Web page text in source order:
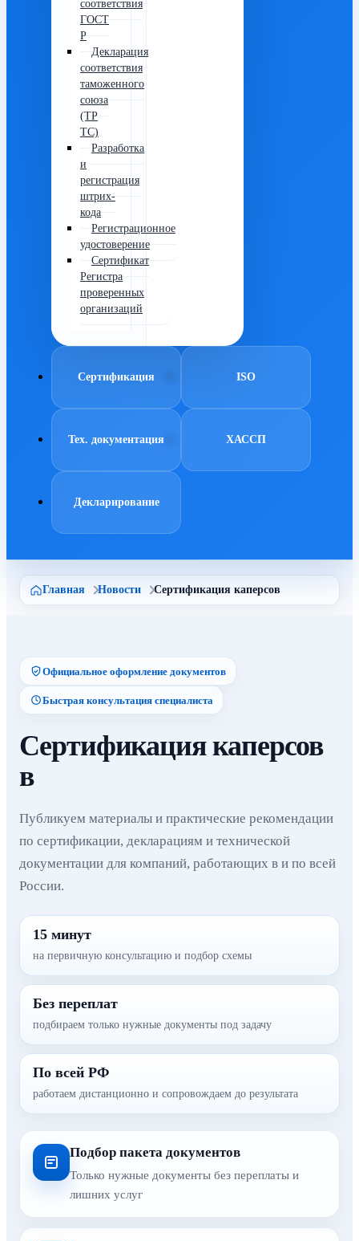
соответствия
ГОСТ
Р
Декларация
соответствия
таможенного
союза
(ТР
ТС)
Разработка
и
регистрация
штрих-
кода
Регистрационное
удостоверение
Сертификат
Регистра
проверенных
организаций
Сертификация ISO
Тех. документация ХАССП
Декларирование
Главная Новости Сертификация каперсов
Официальное оформление документов
Быстрая консультация специалиста
Сертификация каперсов
в
Публикуем материалы и практические рекомендации
по сертификации, декларациям и технической
документации для компаний, работающих в и по всей
России.
15 минут
на первичную консультацию и подбор схемы
Без переплат
подбираем только нужные документы под задачу
По всей РФ
работаем дистанционно и сопровождаем до результата
Подбор пакета документов
Только нужные документы без переплаты и
лишних услуг